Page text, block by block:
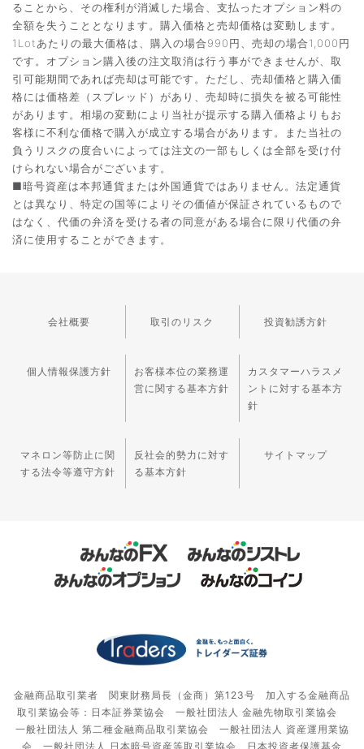
ることから、その権利が消滅した場合、支払ったオプション料の
全額を失うこととなります。購入価格と売却価格は変動します。
1Lotあたりの最大価格は、購入の場合990円、売却の場合1,000円
です。オプション購入後の注文取消は行う事ができませんが、取
引可能期間であれば売却は可能です。ただし、売却価格と購入価
格には価格差（スプレッド）があり、売却時に損失を被る可能性
があります。相場の変動により当社が提示する購入価格よりもお
客様に不利な価格で購入が成立する場合があります。また当社の
負うリスクの度合いによっては注文の一部もしくは全部を受け付
けられない場合がございます。
■暗号資産は本邦通貨または外国通貨ではありません。法定通貨
とは異なり、特定の国等によりその価値が保証されているもので
はなく、代価の弁済を受ける者の同意がある場合に限り代価の弁
済に使用することができます。
会社概要 取引のリスク 投資勧誘方針
個人情報保護方針
お客様本位の業務運
営に関する基本方針
カスタマーハラスメ
ントに対する基本方
針
マネロン等防止に関
する法令等遵守方針
反社会的勢力に対す
る基本方針
サイトマップ
金融商品取引業者 関東財務局長（金商）第123号 加入する金融商品
取引業協会等：日本証券業協会 一般社団法人 金融先物取引業協会
一般社団法人 第二種金融商品取引業協会 一般社団法人 資産運用業協
会 一般社団法人 日本暗号資産等取引業協会 日本投資者保護基金